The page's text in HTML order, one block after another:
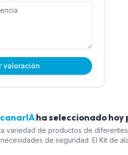
valoración
canarIAha seleccionado hoy
variedad de productos de
de seguridad. El Kit de